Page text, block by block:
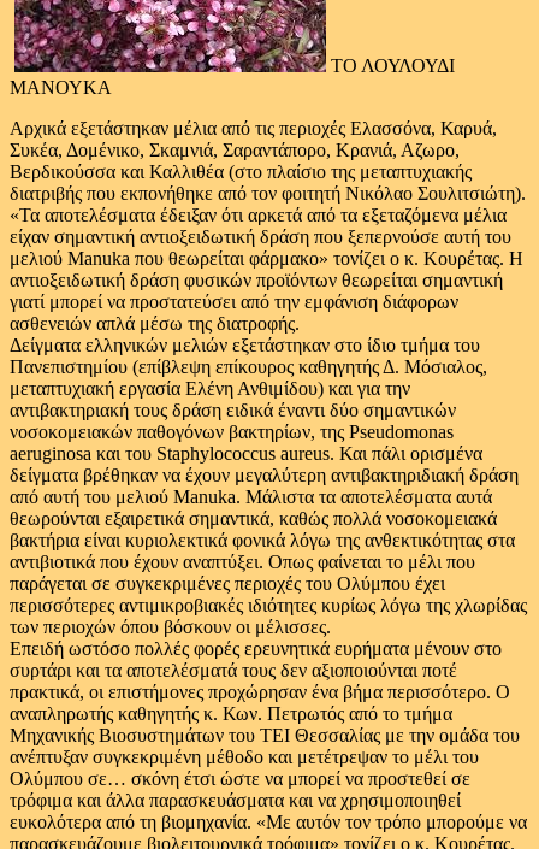
ΤΟ ΛΟΥΛΟΥΔΙ
ΜΑΝΟΥΚΑ
Αρχικά εξετάστηκαν μέλια από τις περιοχές Ελασσόνα, Καρυά,
Συκέα, Δομένικο, Σκαμνιά, Σαραντάπορο, Κρανιά, Αζωρο,
Βερδικούσσα και Καλλιθέα (στο πλαίσιο της μεταπτυχιακής
διατριβής που εκπονήθηκε από τον φοιτητή Νικόλαο Σουλιτσιώτη).
«Τα αποτελέσματα έδειξαν ότι αρκετά από τα εξεταζόμενα μέλια
είχαν σημαντική αντιοξειδωτική δράση που ξεπερνούσε αυτή του
μελιού Manuka που θεωρείται φάρμακο» τονίζει ο κ. Κουρέτας. Η
αντιοξειδωτική δράση φυσικών προϊόντων θεωρείται σημαντική
γιατί μπορεί να προστατεύσει από την εμφάνιση διάφορων
ασθενειών απλά μέσω της διατροφής.
Δείγματα ελληνικών μελιών εξετάστηκαν στο ίδιο τμήμα του
Πανεπιστημίου (επίβλεψη επίκουρος καθηγητής Δ. Μόσιαλος,
μεταπτυχιακή εργασία Ελένη Ανθιμίδου) και για την
αντιβακτηριακή τους δράση ειδικά έναντι δύο σημαντικών
νοσοκομειακών παθογόνων βακτηρίων, της Pseudomonas
aeruginosa και του Staphylococcus aureus. Και πάλι ορισμένα
δείγματα βρέθηκαν να έχουν μεγαλύτερη αντιβακτηριδιακή δράση
από αυτή του μελιού Manuka. Mάλιστα τα αποτελέσματα αυτά
θεωρούνται εξαιρετικά σημαντικά, καθώς πολλά νοσοκομειακά
βακτήρια είναι κυριολεκτικά φονικά λόγω της ανθεκτικότητας στα
αντιβιοτικά που έχουν αναπτύξει. Οπως φαίνεται το μέλι που
παράγεται σε συγκεκριμένες περιοχές του Ολύμπου έχει
περισσότερες αντιμικροβιακές ιδιότητες κυρίως λόγω της χλωρίδας
των περιοχών όπου βόσκουν οι μέλισσες.
Επειδή ωστόσο πολλές φορές ερευνητικά ευρήματα μένουν στο
συρτάρι και τα αποτελέσματά τους δεν αξιοποιούνται ποτέ
πρακτικά, οι επιστήμονες προχώρησαν ένα βήμα περισσότερο. Ο
αναπληρωτής καθηγητής κ. Κων. Πετρωτός από το τμήμα
Μηχανικής Βιοσυστημάτων του ΤΕΙ Θεσσαλίας με την ομάδα του
ανέπτυξαν συγκεκριμένη μέθοδο και μετέτρεψαν το μέλι του
Ολύμπου σε… σκόνη έτσι ώστε να μπορεί να προστεθεί σε
τρόφιμα και άλλα παρασκευάσματα και να χρησιμοποιηθεί
ευκολότερα από τη βιομηχανία. «Με αυτόν τον τρόπο μπορούμε να
παρασκευάζουμε βιολειτουργικά τρόφιμα» τονίζει ο κ. Κουρέτας.